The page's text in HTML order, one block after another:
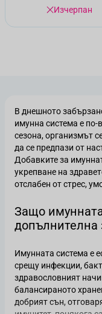
Изчерпан
В днешното
имунна система е
сезона, организмът
да се предпази от
Добавките за
укрепване на
отслабен от стрес,
Защо
допълнителна
Имунната система е
срещу инфекции,
здравословният
балансираното
добрият сън,